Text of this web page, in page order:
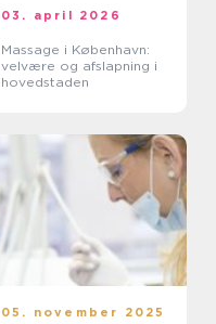
03. april 2026
Massage i København:
velvære og afslapning i
hovedstaden
05. november 2025